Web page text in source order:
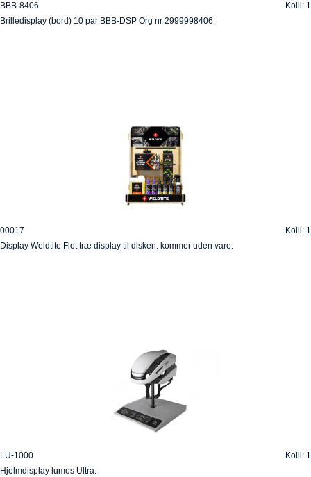
BBB-8406
Kolli: 1
Brilledisplay (bord) 10 par BBB-DSP Org nr 2999998406
00017
Kolli: 1
Display Weldtite Flot træ display til disken. kommer uden vare.
LU-1000
Kolli: 1
Hjelmdisplay lumos Ultra.